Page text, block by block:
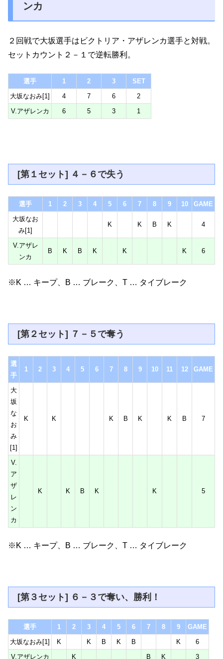
ンカ
２回戦で大坂選手はビクトリア・アザレンカ選手と対戦。
セットカウント２－１で逆転勝利。
選手 1 2 3
SET
大坂なおみ[1]
4 7 6
2
V.アザレンカ
6 5 3 1
[第１セット] ４－６で失う
選手 1 2 3 4 5 6 7 8 9 10
GAME
大坂なお
み[1]
K K B K 4
V.アザレ
ンカ
B K B K K K 6
※K … キープ、B … ブレーク、T … タイブレーク
[第２セット] ７－５で奪う
選
手
1 2 3 4 5 6 7 8 9 10 11 12 GAME
大
坂
な
お
み
[1]
K K K B K K B 7
V.
ア
ザ
レ
ン
カ
K K B K K 5
※K … キープ、B … ブレーク、T … タイブレーク
[第３セット] ６－３で奪い、勝利！
選手 1 2 3 4 5 6 7 8 9
GAME
大坂なおみ[1]
K K B K B K
6
V.アザレンカ
K B K 3